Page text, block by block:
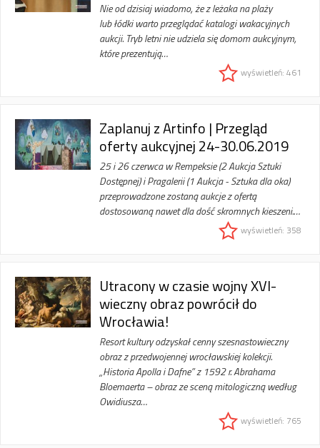
Nie od dzisiaj wiadomo, że z leżaka na plaży
lub łódki warto przeglądać katalogi wakacyjnych
aukcji. Tryb letni nie udziela się domom aukcyjnym,
które prezentują…
wyświetleń: 461
Zaplanuj z Artinfo | Przegląd
oferty aukcyjnej 24-30.06.2019
25 i 26 czerwca w Rempeksie (2 Aukcja Sztuki
Dostępnej) i Pragalerii (1 Aukcja - Sztuka dla oka)
przeprowadzone zostaną aukcje z ofertą
dostosowaną nawet dla dość skromnych kieszeni.…
wyświetleń: 358
Utracony w czasie wojny XVI-
wieczny obraz powrócił do
Wrocławia!
Resort kultury odzyskał cenny szesnastowieczny
obraz z przedwojennej wrocławskiej kolekcji.
„Historia Apolla i Dafne” z 1592 r. Abrahama
Bloemaerta – obraz ze sceną mitologiczną według
Owidiusza…
wyświetleń: 765